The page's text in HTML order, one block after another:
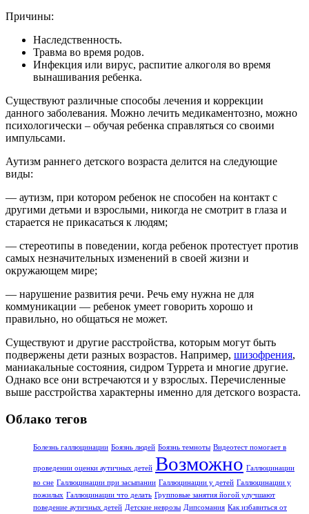
Причины:
Наследственность.
Травма во время родов.
Инфекция или вирус, распитие алкоголя во время
вынашивания ребенка.
Существуют различные способы лечения и коррекции
данного заболевания. Можно лечить медикаментозно, можно
психологически – обучая ребенка справляться со своими
импульсами.
Аутизм раннего детского возраста делится на следующие
виды:
— аутизм, при котором ребенок не способен на контакт с
другими детьми и взрослыми, никогда не смотрит в глаза и
старается не прикасаться к людям;
— стереотипы в поведении, когда ребенок протестует против
самых незначительных изменений в своей жизни и
окружающем мире;
— нарушение развития речи. Речь ему нужна не для
коммуникации — ребенок умеет говорить хорошо и
правильно, но общаться не может.
Существуют и другие расстройства, которым могут быть
подвержены дети разных возрастов. Например, шизофрения,
маниакальные состояния, сидром Туррета и многие другие.
Однако все они встречаются и у взрослых. Перечисленные
выше расстройства характерны именно для детского возраста.
Облако тегов
Болезнь галлюцинации Боязнь людей Боязнь темноты Видеотест помогает в
проведении оценки аутичных детей Возможно Галлюцинации
во сне Галлюцинации при засыпании Галлюцинации у детей Галлюцинации у
пожилых Галлюцинации что делать Групповые занятия йогой улучшают
поведение аутичных детей Детские неврозы Дипсомания Как избавиться от